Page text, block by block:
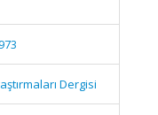
Dergisi